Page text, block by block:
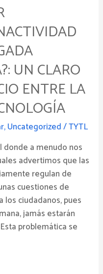
UN CLARO
ENTRE LA
,Uncategorized/TYTL
donde a menudo nos
advertimos que las
regulan de
cuestiones de
los ciudadanos, pues
jamás estarán
problemática se